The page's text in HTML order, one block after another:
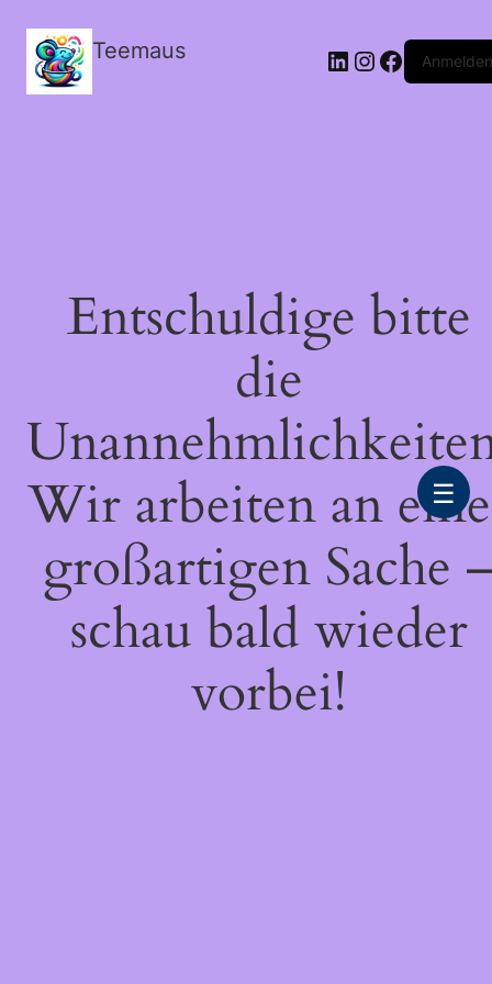
Teemaus LinkedIn
Instagram
FacebookAnmelden
Entschuldige bitte
die
Wir arbeiten an
großartigen Sache
schau bald wieder
vorbei!
☰